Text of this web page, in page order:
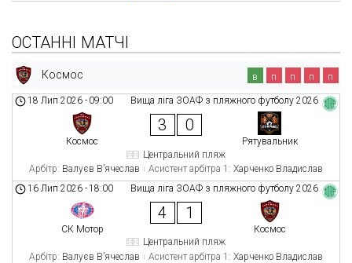
ОСТАННІ МАТЧІ
Космос в п п п п
Вища ліга ЗОАФ з пляжного футболу 2026
18 Лип 2026 - 09:00
Космос
3 0
Рятувальник
Центральний пляж
Арбітр: Валуєв В’ячеслав Асистент арбітра 1: Харченко Владислав
Вища ліга ЗОАФ з пляжного футболу 2026
16 Лип 2026 -18:00
СК Мотор
4 1
Космос
Центральний пляж
Арбітр: Валуєв В’ячеслав Асистент арбітра 1: Харченко Владислав